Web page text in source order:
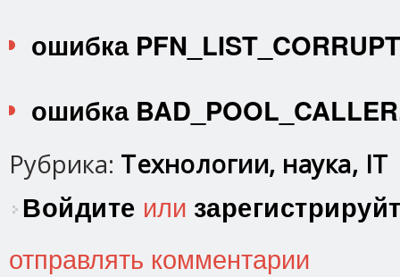
ошибка
ошибка
Рубрика: Технологии, наука, IT
Войдите или
отправлять комментарии